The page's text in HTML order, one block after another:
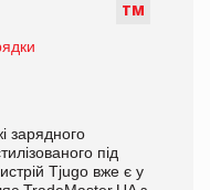
ТМ
зарядного
під
Tjugo вже є у